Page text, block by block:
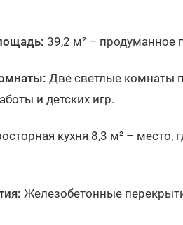
39,2 м² – продуманное
Две светлые комнаты
и детских игр.
кухня 8,3 м² –
Железобетонные